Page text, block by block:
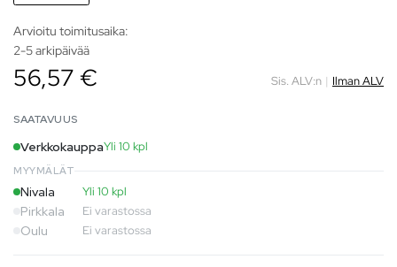
Arvioitu toimitusaika:
2-5 arkipäivää
56,57 € Sis. ALV:n | Ilman ALV
SAATAVUUS
VerkkokauppaYli 10 kpl
MYYMÄLÄT
Nivala Yli 10 kpl
Pirkkala Ei varastossa
Oulu Ei varastossa